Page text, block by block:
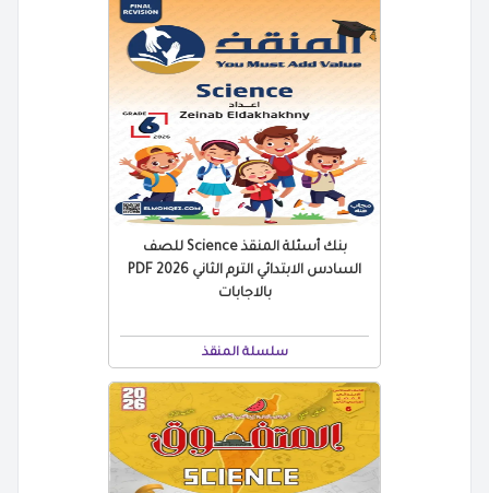
بنك أسئلة المنقذ Science للصف
السادس الابتدائي الترم الثاني 2026 PDF
بالاجابات
سلسلة المنقذ